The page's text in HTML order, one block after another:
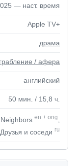
— наст. время
Apple TV+
драма
/ афера
английский
50 мин. / 15,8 ч.
en + orig
Друзья и соседи ru